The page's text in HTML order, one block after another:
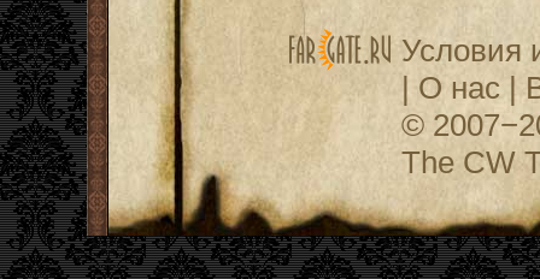
Условия
| О нас|
©
The CW